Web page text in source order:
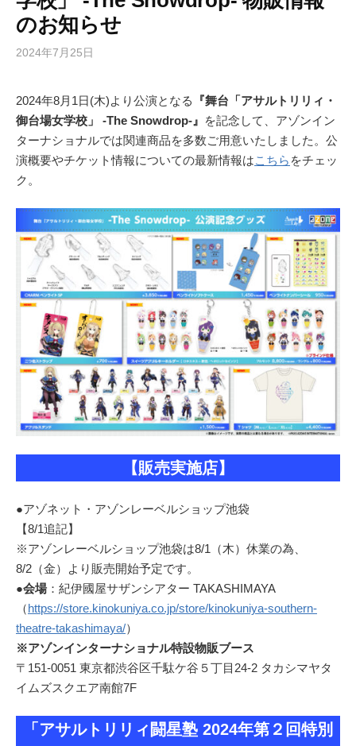
のお知らせ
2024年7月25日
2024年8月1日(木)より公演となる
『舞台「アサルトリリィ・
御台場女学校」 -The Snowdrop-』 を記念して、アゾンイン
ターナショナルでは関連商品を多数ご用意いたしました。公
演概要やチケット情報についての最新情報はこちら をチェッ
ク。
【販売実施店】
●アゾネット・アゾンレーベルショップ池袋
【8/1追記】
※アゾンレーベルショップ池袋は8/1（木）休業の為、
8/2（金）より販売開始予定です。
●会場：紀伊國屋サザンシアター TAKASHIMAYA
（https://store.kinokuniya.co.jp/store/kinokuniya-southern-
theatre-takashimaya/）
※アゾンインターナショナル特設物販ブース
〒151-0051 東京都渋谷区千駄ケ谷５丁目24-2 タカシマヤタ
イムズスクエア南館7F
「アサルトリリィ闘星塾 2024年第２回特別